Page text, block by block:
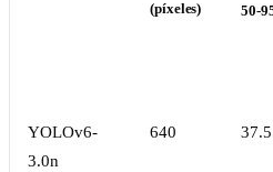
(píxeles)
50-
YOLOv6-
3.0n
640 37.5